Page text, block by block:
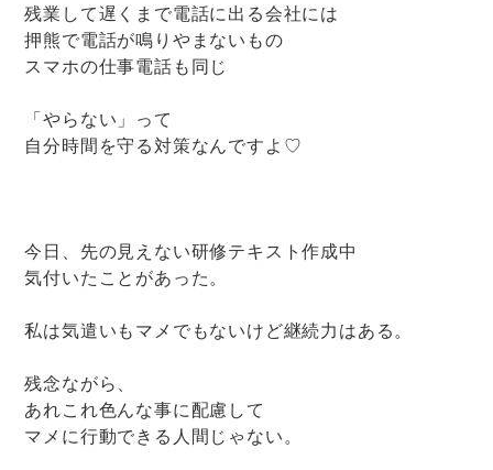
残業して遅くまで電話に出る会社には
押熊で電話が鳴りやまないもの
スマホの仕事電話も同じ
「やらない」って
自分時間を守る対策なんですよ♡
今日、先の見えない研修テキスト作成中
気付いたことがあった。
私は気遣いもマメでもないけど継続力はある。
残念ながら、
あれこれ色んな事に配慮して
マメに行動できる人間じゃない。